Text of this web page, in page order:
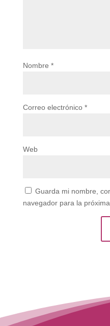
Nombre *
Correo electrónico *
Web
Guarda mi nombre,
navegador para la